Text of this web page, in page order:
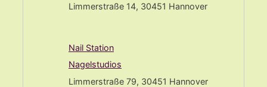
Limmerstraße 14, 30451 Hannover
Nail Station
Nagelstudios
Limmerstraße 79, 30451 Hannover